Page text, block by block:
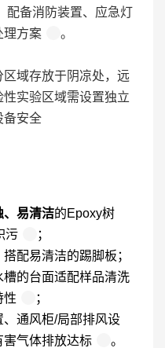
配备消防装置、应急灯
理方案
。
域存放于阴凉处，远
实验区域需设置独立
备安全
、易清洁的Epoxy树
污
；
配易清洁的踢脚板；
的台面适配样品清洗
性
；
通风柜/局部排风设
气体排放达标
。